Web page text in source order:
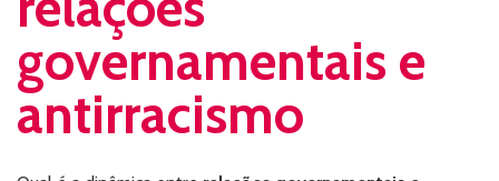
governamentais e
antirracismo